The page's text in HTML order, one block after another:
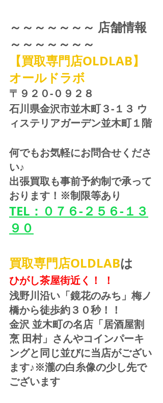
～～～～～～～ 店舗情報
～～～～～～～
【買取専門店OLDLAB】
オールドラボ
〒９２０-０９２８
石川県金沢市並木町３-１３ ウ
ィステリアガーデン並木町１階
何でもお気軽にお問合せくださ
い♪
出張買取も事前予約制で承って
おります！※制限等あり
TEL：０７６-２５６-１３
９０
買取専門店OLDLABは
ひがし茶屋街近く！ ！
浅野川沿い「鏡花のみち」梅ノ
橋から徒歩約３０秒！！
金沢 並木町の名店「居酒屋割
烹 田村」さんやコインパーキ
ングと同じ並びに当店がござい
ます♪※瀧の白糸像の少し先で
ございます